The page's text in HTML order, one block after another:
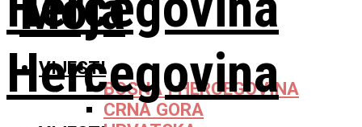
VIJESTI
BOSNA I HERCEGOVINA
CRNA GORA